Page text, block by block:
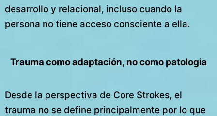
desarrollo y relacional, incluso cuando la
persona no tiene acceso consciente a ella.
Trauma como adaptación, no como patología
Desde la perspectiva de Core Strokes, el
trauma no se define principalmente por lo que